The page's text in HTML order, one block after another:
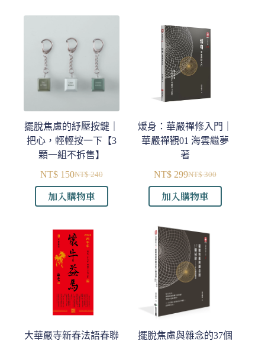
格：
格：
擺脫焦慮的紓壓按鍵｜
把心，輕輕按一下【3
顆一組不拆售】
NT$240
始
NT$ 240。
NT$ 150
前
NT$ 150。
加入購物車
煖身：華嚴禪修入門｜
華嚴禪觀01 海雲繼夢
著
NT$300
始
NT$ 300。
NT$ 299
前
NT$ 299。
加入購物車
大華嚴寺新春法語春聯
擺脫焦慮與雜念的37個